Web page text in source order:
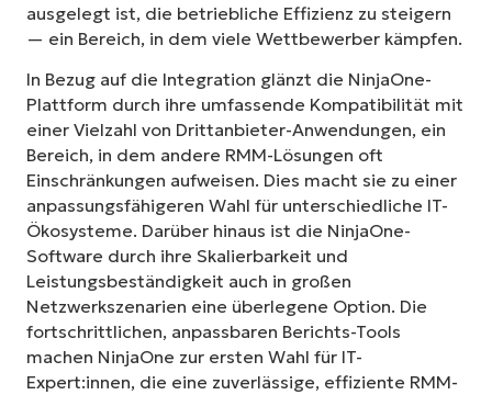
ausgelegt ist, die betriebliche Effizienz zu steigern
— ein Bereich, in dem viele Wettbewerber kämpfen.
In Bezug auf die Integration glänzt die NinjaOne-
Plattform durch ihre umfassende Kompatibilität mit
einer Vielzahl von Drittanbieter-Anwendungen, ein
Bereich, in dem andere RMM-Lösungen oft
Einschränkungen aufweisen. Dies macht sie zu einer
anpassungsfähigeren Wahl für unterschiedliche IT-
Ökosysteme. Darüber hinaus ist die NinjaOne-
Software durch ihre Skalierbarkeit und
Leistungsbeständigkeit auch in großen
Netzwerkszenarien eine überlegene Option. Die
fortschrittlichen, anpassbaren Berichts-Tools
machen NinjaOne zur ersten Wahl für IT-
Expert:innen, die eine zuverlässige, effiziente RMM-